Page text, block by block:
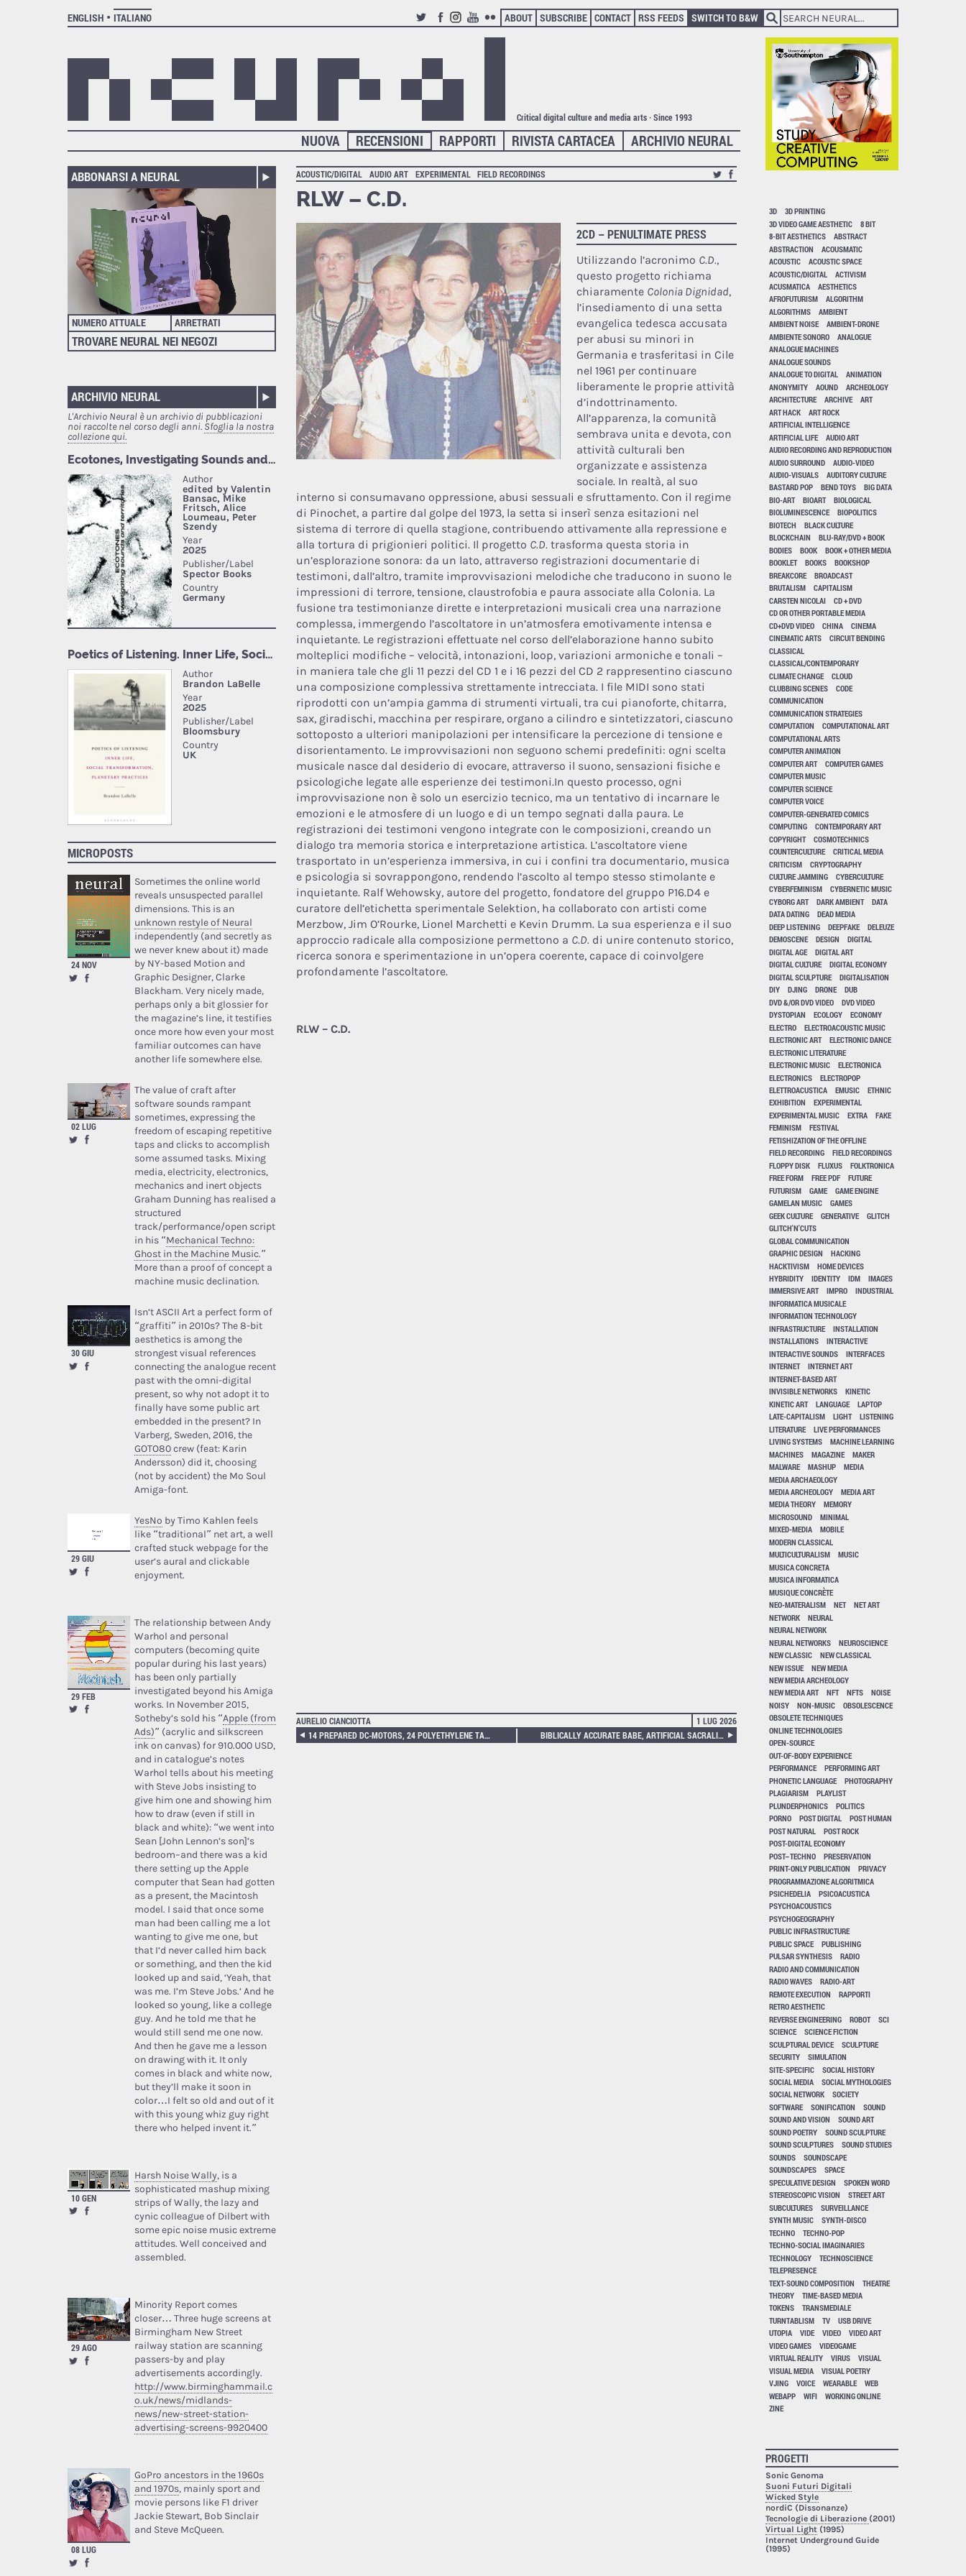
ENGLISH
ITALIANO
TWITTERFACEBOOK
INSTAGRAM
YOUTUBE
FLICKR
ABOUT SUBSCRIBE CONTACT RSS FEEDS SWITCH TO B&W
Critical digital culture and media arts · Since 1993
ARCHIVIO NEURAL
RIVISTA CARTACEA
RAPPORTI
RECENSIONI
NUOVA
ABBONARSI A NEURAL
NUMERO ATTUALE ARRETRATI
TROVARE NEURAL NEI NEGOZI
ARCHIVIO NEURAL
L'Archivio Neural è un archivio di pubblicazioni
noi raccolte nel corso degli anni. Sfoglia la nostra
collezione qui.
MICROPOSTS
24 NOV
Sometimes the online world
reveals unsuspected parallel
dimensions. This is an
unknown restyle of Neural
independently (and secretly as
we never knew about it) made
by NY-based Motion and
Graphic Designer, Clarke
Blackham. Very nicely made,
perhaps only a bit glossier for
the magazine’s line, it testifies
once more how even your most
familiar outcomes can have
another life somewhere else.
02 LUG
The value of craft after
software sounds rampant
sometimes, expressing the
freedom of escaping repetitive
taps and clicks to accomplish
some assumed tasks. Mixing
media, electricity, electronics,
mechanics and inert objects
Graham Dunning has realised a
structured
track/performance/open script
in his “Mechanical Techno:
Ghost in the Machine Music.”
More than a proof of concept a
machine music declination.
30 GIU
Isn’t ASCII Art a perfect form of
“graffiti” in 2010s? The 8-bit
aesthetics is among the
strongest visual references
connecting the analogue recent
past with the omni-digital
present, so why not adopt it to
finally have some public art
embedded in the present? In
Varberg, Sweden, 2016, the
GOTO80crew (feat: Karin
Andersson) did it, choosing
(not by accident) the Mo Soul
Amiga-font.
29 GIU
YesNo by Timo Kahlen feels
like “traditional” net art, a well
crafted stuck webpage for the
user’s aural and clickable
enjoyment.
29 FEB
The relationship between Andy
Warhol and personal
computers (becoming quite
popular during his last years)
has been only partially
investigated beyond his Amiga
works. In November 2015,
Sotheby’s sold his “Apple (from
Ads)” (acrylic and silkscreen
ink on canvas) for 910.000 USD,
and in catalogue’s notes
Warhol tells about his meeting
with Steve Jobs insisting to
give him one and showing him
how to draw (even if still in
black and white): “we went into
Sean [John Lennon’s son]’s
bedroom–and there was a kid
there setting up the Apple
computer that Sean had gotten
as a present, the Macintosh
model. I said that once some
man had been calling me a lot
wanting to give me one, but
that I’d never called him back
or something, and then the kid
looked up and said, ‘Yeah, that
was me. I’m Steve Jobs.’ And he
looked so young, like a college
guy. And he told me that he
would still send me one now.
And then he gave me a lesson
on drawing with it. It only
comes in black and white now,
but they’ll make it soon in
color…I felt so old and out of it
with this young whiz guy right
there who helped invent it.”
10 GEN
Harsh Noise Wally, is a
sophisticated mashup mixing
strips of Wally, the lazy and
cynic colleague of Dilbert with
some epic noise music extreme
attitudes. Well conceived and
assembled.
29 AGO
Minority Report comes
closer… Three huge screens at
Birmingham New Street
railway station are scanning
passers-by and play
advertisements accordingly.
http://www.birminghammail.c
o.uk/news/midlands-
news/new-street-station-
advertising-screens-9920400
08 LUG
GoPro ancestors in the 1960s
and 1970s, mainly sport and
movie persons like F1 driver
Jackie Stewart, Bob Sinclair
and Steve McQueen.
ACOUSTIC/DIGITAL AUDIO ART EXPERIMENTAL FIELD RECORDINGS
RLW – C.D.
2CD – PENULTIMATE PRESS
Utilizzando l’acronimo C.D.,
questo progetto richiama
chiaramente Colonia Dignidad,
l’insediamento di una setta
evangelica tedesca accusata
per abusi su minori in
Germania e trasferitasi in Cile
nel 1961 per continuare
liberamente le proprie attività
d’indottrinamento.
All’apparenza, la comunità
sembrava unita e devota, con
attività culturali ben
organizzate e assistenza
sociale. In realtà, al suo
interno si consumavano oppressione, abusi sessuali e sfruttamento. Con il regime
di Pinochet, a partire dal golpe del 1973, la setta si inserì senza esitazioni nel
sistema di terrore di quella stagione, contribuendo attivamente alla repressione e
alla tortura di prigionieri politici. Il progetto C.D. trasforma questa storia in
un’esplorazione sonora: da un lato, attraverso registrazioni documentarie di
testimoni, dall’altro, tramite improvvisazioni melodiche che traducono in suono le
impressioni di terrore, tensione, claustrofobia e paura associate alla Colonia. La
fusione tra testimonianze dirette e interpretazioni musicali crea una narrazione
complessa, immergendo l’ascoltatore in un’atmosfera emotivamente intensa e
inquietante. Le registrazioni effettuate nel corso dell’elaborazione hanno subito
molteplici modifiche – velocità, intonazioni, loop, variazioni armoniche e tonali –
in maniera tale che gli 11 pezzi del CD 1 e i 16 pezzi del CD 2 rappresentino ciascuno
una composizione complessiva strettamente intrecciata. I file MIDI sono stati
riprodotti con un’ampia gamma di strumenti virtuali, tra cui pianoforte, chitarra,
sax, giradischi, macchina per respirare, organo a cilindro e sintetizzatori, ciascuno
sottoposto a ulteriori manipolazioni per intensificare la percezione di tensione e
disorientamento. Le improvvisazioni non seguono schemi predefiniti: ogni scelta
musicale nasce dal desiderio di evocare, attraverso il suono, sensazioni fisiche e
psicologiche legate alle esperienze dei testimoni.In questo processo, ogni
improvvisazione non è solo un esercizio tecnico, ma un tentativo di incarnare le
emozioni e le atmosfere di un luogo e di un tempo segnati dalla paura. Le
registrazioni dei testimoni vengono integrate con le composizioni, creando un
dialogo tra memoria storica e interpretazione artistica. L’ascoltatore viene
trasportato in un’esperienza immersiva, in cui i confini tra documentario, musica
e psicologia si sovrappongono, rendendo l’ascolto al tempo stesso stimolante e
inquietante. Ralf Wehowsky, autore del progetto, fondatore del gruppo P16.D4 e
curatore dell’etichetta sperimentale Selektion, ha collaborato con artisti come
Merzbow, Jim O’Rourke, Lionel Marchetti e Kevin Drumm. La sua esperienza e il suo
approccio radicale alla composizione permettono a C.D. di unire contenuto storico,
ricerca sonora e sperimentazione in un’opera coerente, capace di coinvolgere
profondamente l’ascoltatore.
RLW – C.D.
AURELIO CIANCIOTTA
1 LUG 2026
14 PREPARED DC-MOTORS, 24 POLYETHYLENE TANKS, 216M PIANO STRINGS, RESONATING MULTITUDE
BIBLICALLY ACCURATE BABE, ARTIFICIAL SACRALITY AND PROFANITY
3D
3D PRINTING
3D VIDEO GAME AESTHETIC
8 BIT
8-BIT AESTHETICS
ABSTRACT
ABSTRACTION
ACOUSMATIC
ACOUSTIC
ACOUSTIC SPACE
ACOUSTIC/DIGITAL
ACTIVISM
ACUSMATICA
AESTHETICS
AFROFUTURISM
ALGORITHM
ALGORITHMS
AMBIENT
AMBIENT NOISE
AMBIENT-DRONE
AMBIENTE SONORO
ANALOGUE
ANALOGUE MACHINES
ANALOGUE SOUNDS
ANALOGUE TO DIGITAL
ANIMATION
ANONYMITY
AOUND
ARCHEOLOGY
ARCHITECTURE
ARCHIVE
ART
ART HACK
ART ROCK
ARTIFICIAL INTELLIGENCE
ARTIFICIAL LIFE
AUDIO ART
AUDIO RECORDING AND REPRODUCTION
AUDIO SURROUND
AUDIO-VIDEO
AUDIO-VISUALS
AUDITORY CULTURE
BASTARD POP
BEND TOYS
BIG DATA
BIO-ART
BIOART
BIOLOGICAL
BIOLUMINESCENCE
BIOPOLITICS
BIOTECH
BLACK CULTURE
BLOCKCHAIN
BLU-RAY/DVD + BOOK
BODIES
BOOK
BOOK + OTHER MEDIA
BOOKLET
BOOKS
BOOKSHOP
BREAKCORE
BROADCAST
BRUTALISM
CAPITALISM
CARSTEN NICOLAI
CD + DVD
CD OR OTHER PORTABLE MEDIA
CD+DVD VIDEO
CHINA
CINEMA
CINEMATIC ARTS
CIRCUIT BENDING
CLASSICAL
CLASSICAL/CONTEMPORARY
CLIMATE CHANGE
CLOUD
CLUBBING SCENES
CODE
COMMUNICATION
COMMUNICATION STRATEGIES
COMPUTATION
COMPUTATIONAL ART
COMPUTATIONAL ARTS
COMPUTER ANIMATION
COMPUTER ART
COMPUTER GAMES
COMPUTER MUSIC
COMPUTER SCIENCE
COMPUTER VOICE
COMPUTER-GENERATED COMICS
COMPUTING
CONTEMPORARY ART
COPYRIGHT
COSMOTECHNICS
COUNTERCULTURE
CRITICAL MEDIA
CRITICISM
CRYPTOGRAPHY
CULTURE JAMMING
CYBERCULTURE
CYBERFEMINISM
CYBERNETIC MUSIC
CYBORG ART
DARK AMBIENT
DATA
DATA DATING
DEAD MEDIA
DEEP LISTENING
DEEPFAKE
DELEUZE
DEMOSCENE
DESIGN
DIGITAL
DIGITAL AGE
DIGITAL ART
DIGITAL CULTURE
DIGITAL ECONOMY
DIGITAL SCULPTURE
DIGITALISATION
DIY
DJING DRONE
DUB
DVD &/OR DVD VIDEO
DVD VIDEO
DYSTOPIAN
ECOLOGY
ECONOMY
ELECTRO
ELECTROACOUSTIC MUSIC
ELECTRONIC ART
ELECTRONIC DANCE
ELECTRONIC LITERATURE
ELECTRONIC MUSIC
ELECTRONICA
ELECTRONICS
ELECTROPOP
ELETTROACUSTICA
EMUSIC
ETHNIC
EXHIBITION
EXPERIMENTAL
EXPERIMENTAL MUSIC
EXTRA
FAKE
FEMINISM
FESTIVAL
FETISHIZATION OF THE OFFLINE
FIELD RECORDING
FIELD RECORDINGS
FLOPPY DISK
FLUXUS
FOLKTRONICA
FREE FORM
FREE PDF
FUTURE
FUTURISM
GAME
GAME ENGINE
GAMELAN MUSIC
GAMES
GEEK CULTURE
GENERATIVE
GLITCH
GLITCH'N'CUTS
GLOBAL COMMUNICATION
GRAPHIC DESIGN
HACKING
HACKTIVISM
HOME DEVICES
HYBRIDITY
IDENTITY IDM
IMAGES
IMMERSIVE ART
IMPRO
INDUSTRIAL
INFORMATICA MUSICALE
INFORMATION TECHNOLOGY
INFRASTRUCTURE
INSTALLATION
INSTALLATIONS
INTERACTIVE
INTERACTIVE SOUNDS
INTERFACES
INTERNET
INTERNET ART
INTERNET-BASED ART
INVISIBLE NETWORKS
KINETIC
KINETIC ART
LANGUAGE
LAPTOP
LATE-CAPITALISM
LIGHT
LISTENING
LITERATURE
LIVE PERFORMANCES
LIVING SYSTEMS
MACHINE LEARNING
MACHINES
MAGAZINE
MAKER
MALWARE
MASHUP
MEDIA
MEDIA ARCHAEOLOGY
MEDIA ARCHEOLOGY
MEDIA ART
MEDIA THEORY
MEMORY
MICROSOUND
MINIMAL
MIXED-MEDIA
MOBILE
MODERN CLASSICAL
MULTICULTURALISM
MUSIC
MUSICA CONCRETA
MUSICA INFORMATICA
MUSIQUE CONCRÈTE
NEO-MATERALISM
NET
NET ART
NETWORK
NEURAL
NEURAL NETWORK
NEURAL NETWORKS
NEUROSCIENCE
NEW CLASSIC
NEW CLASSICAL
NEW ISSUE
NEW MEDIA
NEW MEDIA ARCHEOLOGY
NEW MEDIA ART
NFT NFTS
NOISE
NOISY
NON-MUSIC
OBSOLESCENCE
OBSOLETE TECHNIQUES
ONLINE TECHNOLOGIES
OPEN-SOURCE
OUT-OF-BODY EXPERIENCE
PERFORMANCE
PERFORMING ART
PHONETIC LANGUAGE
PHOTOGRAPHY
PLAGIARISM
PLAYLIST
PLUNDERPHONICS
POLITICS
PORNO
POST DIGITAL
POST HUMAN
POST NATURAL
POST ROCK
POST-DIGITAL ECONOMY
POST–TECHNO
PRESERVATION
PRINT-ONLY PUBLICATION
PRIVACY
PROGRAMMAZIONE ALGORITMICA
PSICHEDELIA
PSICOACUSTICA
PSYCHOACOUSTICS
PSYCHOGEOGRAPHY
PUBLIC INFRASTRUCTURE
PUBLIC SPACE
PUBLISHING
PULSAR SYNTHESIS
RADIO
RADIO AND COMMUNICATION
RADIO WAVES
RADIO-ART
REMOTE EXECUTION
RAPPORTI
RETRO AESTHETIC
REVERSE ENGINEERING
ROBOT
SCI
SCIENCE
SCIENCE FICTION
SCULPTURAL DEVICE
SCULPTURE
SECURITY
SIMULATION
SITE-SPECIFIC
SOCIAL HISTORY
SOCIAL MEDIA
SOCIAL MYTHOLOGIES
SOCIAL NETWORK
SOCIETY
SOFTWARE
SONIFICATION
SOUND
SOUND AND VISION
SOUND ART
SOUND POETRY
SOUND SCULPTURE
SOUND SCULPTURES
SOUND STUDIES
SOUNDS
SOUNDSCAPE
SOUNDSCAPES
SPACE
SPECULATIVE DESIGN
SPOKEN WORD
STEREOSCOPIC VISION
STREET ART
SUBCULTURES
SURVEILLANCE
SYNTH MUSIC
SYNTH-DISCO
TECHNO
TECHNO-POP
TECHNO-SOCIAL IMAGINARIES
TECHNOLOGY
TECHNOSCIENCE
TELEPRESENCE
TEXT-SOUND COMPOSITION
THEATRE
THEORY
TIME-BASED MEDIA
TOKENS
TRANSMEDIALE
TURNTABLISM
TV
USB DRIVE
UTOPIA
VIDE VIDEO
VIDEO ART
VIDEO GAMES
VIDEOGAME
VIRTUAL REALITY
VIRUS
VISUAL
VISUAL MEDIA
VISUAL POETRY
VJING
VOICE WEARABLE
WEB
WEBAPP
WIFI
WORKING ONLINE
ZINE
PROGETTI
Sonic Genoma
Suoni Futuri Digitali
Wicked Style
nordiC (Dissonanze)
Tecnologie di Liberazione (2001)
Virtual Light(1995)
Internet Underground Guide
(1995)